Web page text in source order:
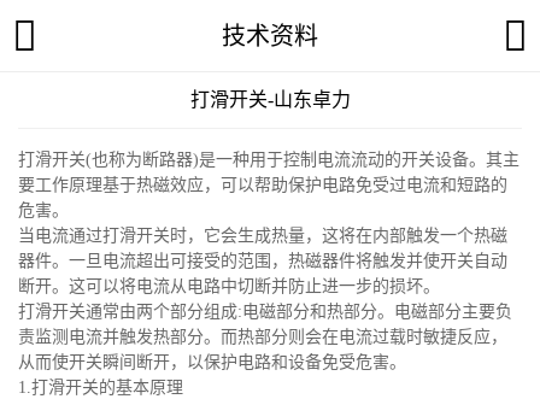
技术资料
打滑开关-山东卓力
打滑开关(也称为断路器)是一种用于控制电流流动的开关设备。其主
要工作原理基于热磁效应，可以帮助保护电路免受过电流和短路的
危害。
当电流通过打滑开关时，它会生成热量，这将在内部触发一个热磁
器件。一旦电流超出可接受的范围，热磁器件将触发并使开关自动
断开。这可以将电流从电路中切断并防止进一步的损坏。
打滑开关通常由两个部分组成:电磁部分和热部分。电磁部分主要负
责监测电流并触发热部分。而热部分则会在电流过载时敏捷反应，
从而使开关瞬间断开，以保护电路和设备免受危害。
1.打滑开关的基本原理